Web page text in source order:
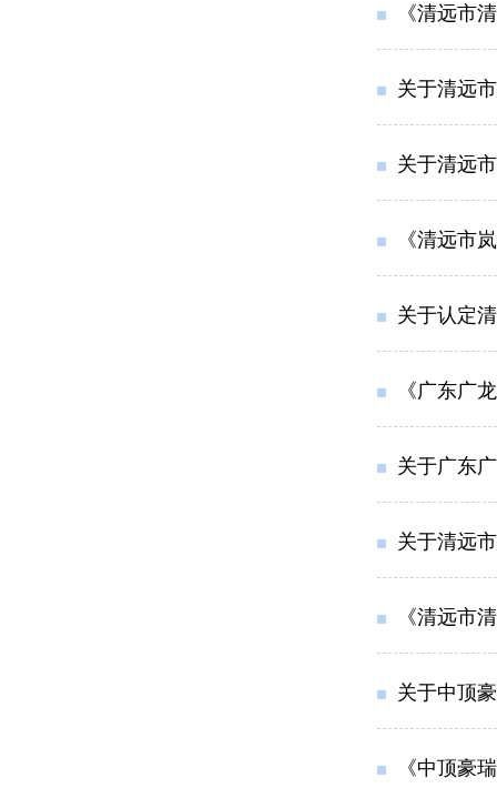
《清远市
关于清远市
关于清远
《清远市
关于认定
《广东广龙
关于广东广龙
关于清远市
《清远市
关于中顶豪
《中顶豪